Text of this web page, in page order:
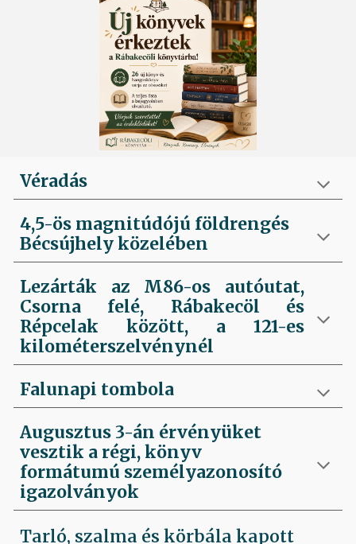
Véradás
4,5-ös magnitúdójú földrengés
Bécsújhely közelében
Lezárták az M86-os autóutat,
Csorna felé, Rábakecöl és
Répcelak között, a 121-es
kilométerszelvénynél
Falunapi tombola
Augusztus 3-án érvényüket
vesztik a régi, könyv
formátumú személyazonosító
igazolványok
Tarló, szalma és körbála kapott